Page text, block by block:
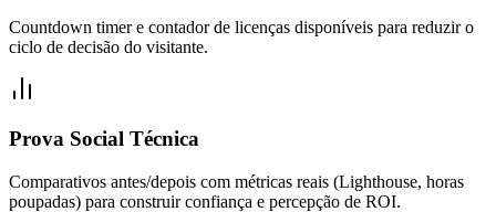
Countdown timer e contador de licenças disponíveis para reduzir o
ciclo de decisão do visitante.
Prova Social Técnica
Comparativos antes/depois com métricas reais (Lighthouse, horas
poupadas) para construir confiança e percepção de ROI.